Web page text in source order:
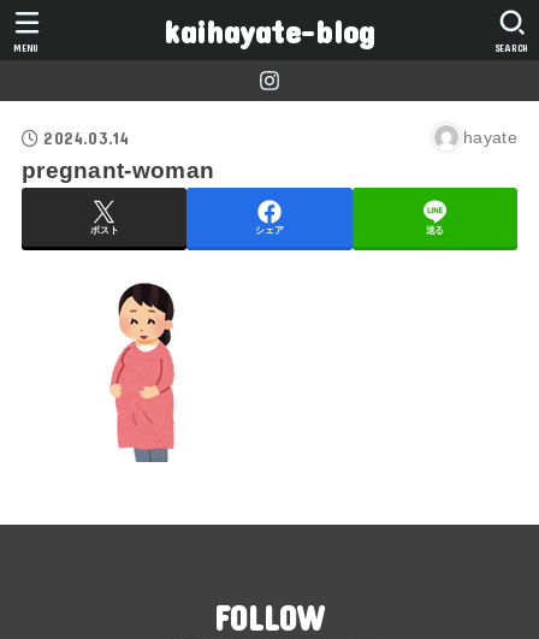
kaihayate-blog SEARCH
MENU
2024.03.14 hayate
pregnant-woman
ポスト シェア 送る
FOLLOW